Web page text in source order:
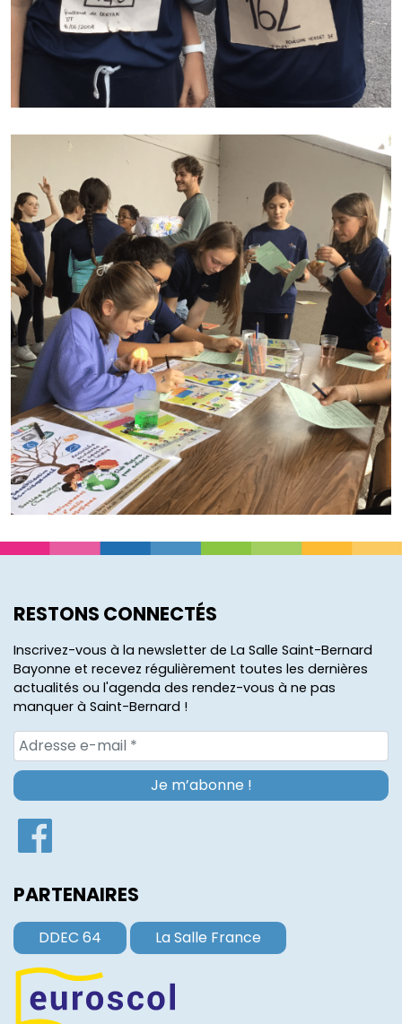
RESTONS CONNECTÉS
Inscrivez-vous à la newsletter de La Salle Saint-Bernard
Bayonne et recevez régulièrement toutes les dernières
actualités ou l'agenda des rendez-vous à ne pas
manquer à Saint-Bernard !
PARTENAIRES
DDEC 64 La Salle France